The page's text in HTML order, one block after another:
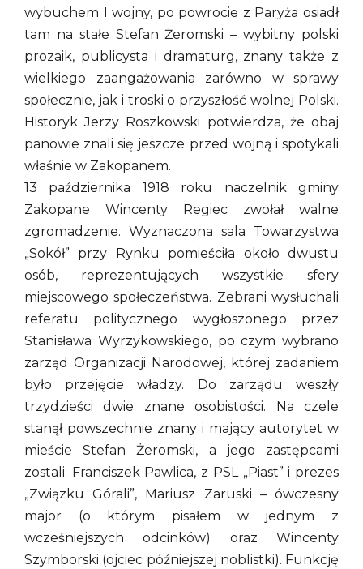
wybuchem I wojny, po powrocie z Paryża osiadł
tam na stałe Stefan Żeromski – wybitny polski
prozaik, publicysta i dramaturg, znany także z
wielkiego zaangażowania zarówno w sprawy
społecznie, jak i troski o przyszłość wolnej Polski.
Historyk Jerzy Roszkowski potwierdza, że obaj
panowie znali się jeszcze przed wojną i spotykali
właśnie w Zakopanem.
13 października 1918 roku naczelnik gminy
Zakopane Wincenty Regiec zwołał walne
zgromadzenie. Wyznaczona sala Towarzystwa
„Sokół” przy Rynku pomieściła około dwustu
osób, reprezentujących wszystkie sfery
miejscowego społeczeństwa. Zebrani wysłuchali
referatu politycznego wygłoszonego przez
Stanisława Wyrzykowskiego, po czym wybrano
zarząd Organizacji Narodowej, której zadaniem
było przejęcie władzy. Do zarządu weszły
trzydzieści dwie znane osobistości. Na czele
stanął powszechnie znany i mający autorytet w
mieście Stefan Żeromski, a jego zastępcami
zostali: Franciszek Pawlica, z PSL „Piast” i prezes
„Związku Górali”, Mariusz Zaruski – ówczesny
major (o którym pisałem w jednym z
wcześniejszych odcinków) oraz Wincenty
Szymborski (ojciec późniejszej noblistki). Funkcję